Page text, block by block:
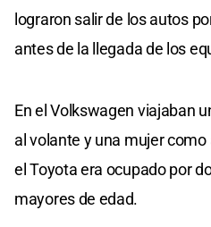
lograron salir de los autos
antes de la llegada de los
En el Volkswagen viajaban
al volante y una mujer
el Toyota era ocupado por
mayores de edad.